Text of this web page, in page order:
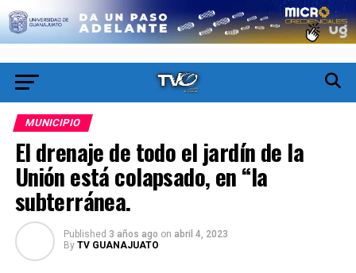
MUNICIPIO
El drenaje de todo el jardín de la
Unión está colapsado, en “la
subterránea.
Published 3 años ago on abril 4, 2023
By TV GUANAJUATO